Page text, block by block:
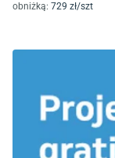
obniżką: 729 zł/szt